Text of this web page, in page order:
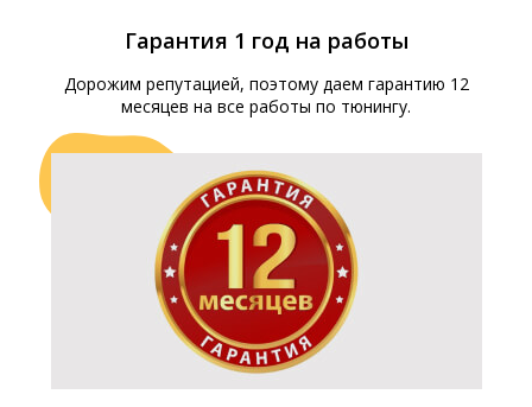
Гарантия 1 год на работы
Дорожим репутацией, поэтому даем гарантию 12
месяцев на все работы по тюнингу.